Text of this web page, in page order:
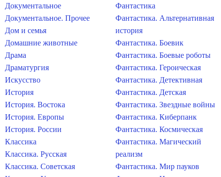
Документальное
Документальное. Прочее
Дом и семья
Домашние животные
Драма
Драматургия
Искусство
История
История. Востока
История. Европы
История. России
Классика
Классика. Русская
Классика. Советская
Фантастика
Фантастика. Альтернативная
история
Фантастика. Боевик
Фантастика. Боевые роботы
Фантастика. Героическая
Фантастика. Детективная
Фантастика. Детская
Фантастика. Звездные войны
Фантастика. Киберпанк
Фантастика. Космическая
Фантастика. Магический
реализм
Фантастика. Мир пауков